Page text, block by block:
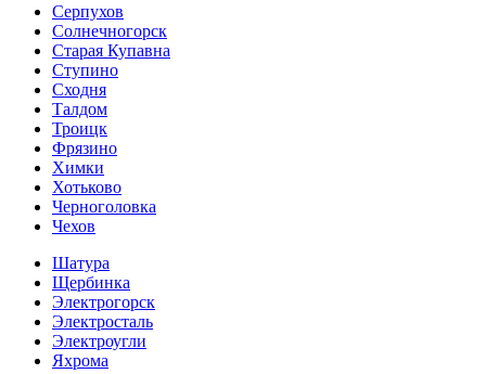
Серпухов
Солнечногорск
Старая Купавна
Ступино
Сходня
Талдом
Троицк
Фрязино
Химки
Хотьково
Черноголовка
Чехов
Шатура
Щербинка
Электрогорск
Электросталь
Электроугли
Яхрома